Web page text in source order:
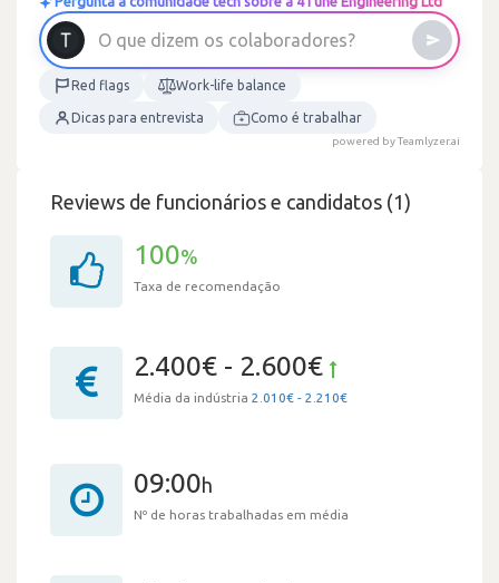
O que d izem os colaborad ores?
Red flags Work-life balance
Dicas para entrevista Como é trabalhar
powered by Teamlyzer.ai
Reviews de funcionários e candidatos (1)
100%
Taxa de recomendação
2.400€ - 2.600€
Média da indústria 2.010€ - 2.210€
09:00h
Nº de horas trabalhadas em média